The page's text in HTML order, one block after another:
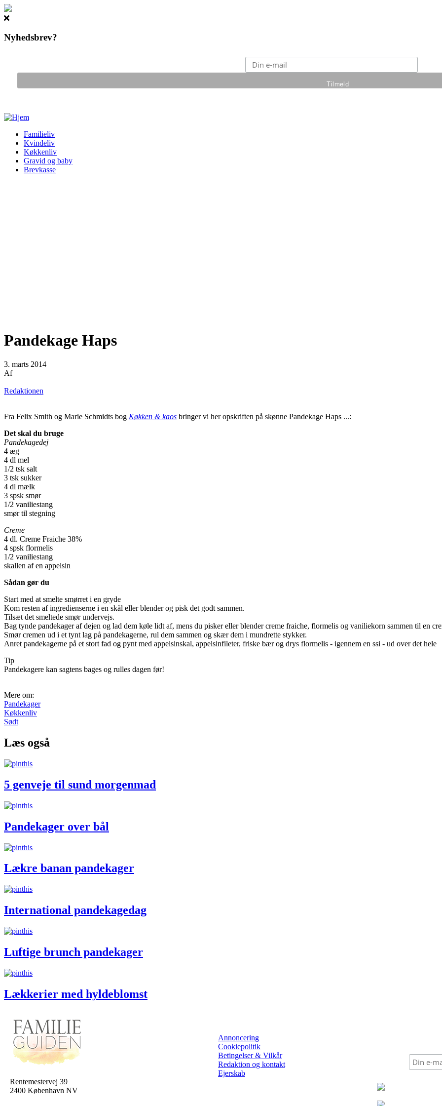
Nyhedsbrev?
Gå til hovedindhold
Familieliv
Kvindeliv
Køkkenliv
Gravid og baby
Brevkasse
Pandekage Haps
3. marts 2014
Af
Redaktionen
Fra Felix Smith og Marie Schmidts bog Køkken & kaos bringer vi her opskriften på skønne Pandekage Haps ...:
Det skal du bruge
Pandekagedej
4 æg
4 dl mel
1/2 tsk salt
3 tsk sukker
4 dl mælk
3 spsk smør
1/2 vaniliestang
smør til stegning
Creme
4 dl. Creme Fraiche 38%
4 spsk flormelis
1/2 vaniliestang
skallen af en appelsin
Sådan gør du
Start med at smelte smørret i en gryde
Kom resten af ingredienserne i en skål eller blender og pisk det godt sammen.
Tilsæt det smeltede smør undervejs.
Bag tynde pandekager af dejen og lad dem køle lidt af, mens du pisker eller blender creme fraiche, flormelis og vaniliekorn sammen til en
Smør cremen ud i et tynt lag på pandekagerne, rul dem sammen og skær dem i mundrette stykker.
Anret pandekagerne på et stort fad og pynt med appelsinskal, appelsinfileter, friske bær og drys flormelis - igennem en ssi - ud over det hele
Tip
Pandekagere kan sagtens bages og rulles dagen før!
Mere om:
Pandekager
Køkkenliv
Sødt
Læs også
5 genveje til sund morgenmad
Pandekager over bål
Lækre banan pandekager
International pandekagedag
Luftige brunch pandekager
Lækkerier med hyldeblomst
Rentemestervej 39
2400 København NV
Annoncering
Cookiepolitik
Betingelser & Vilkår
Redaktion og kontakt
Ejerskab